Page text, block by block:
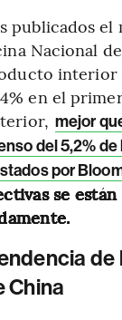
publicados el
Nacional
interior
en el
mejor
del 5,2% de
por
se están
de
China